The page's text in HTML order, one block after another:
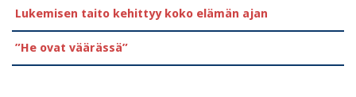
Lukemisen taito kehittyy koko elämän ajan
”He ovat väärässä”